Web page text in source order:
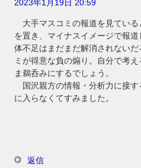
2023年1月19日 20:59
大手マスコミの報道を見ている
を置き、マイナスイメージで報
体不足はまだまだ解消されない
ミが得意な負の煽り。自分で考
ま鵜呑みにするでしょう。
国沢親方の情報・分析力に接
に入らなくてすみました。
返信